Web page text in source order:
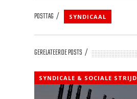
POSTTAG SYNDICAAL
GERELATEERDE POSTS
SYNDICALE & SOCIALE STRIJD